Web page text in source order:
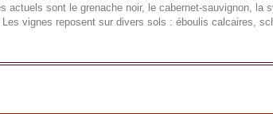
sont le grenache noir, le cabernet-sauvignon, la
vignes reposent sur divers sols : éboulis calcaires,